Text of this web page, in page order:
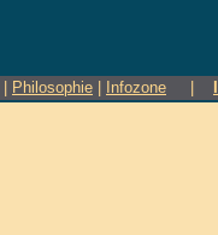
Philosophie Infozone